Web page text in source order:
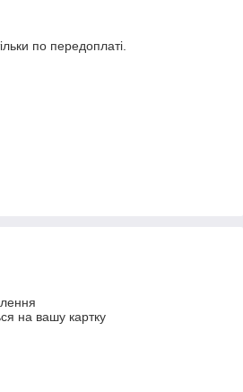
по передоплаті.
на вашу картку